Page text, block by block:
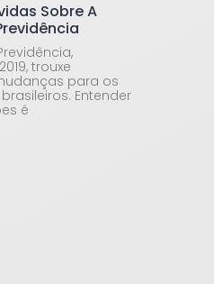
Sobre A
trouxe
para os
Entender
é